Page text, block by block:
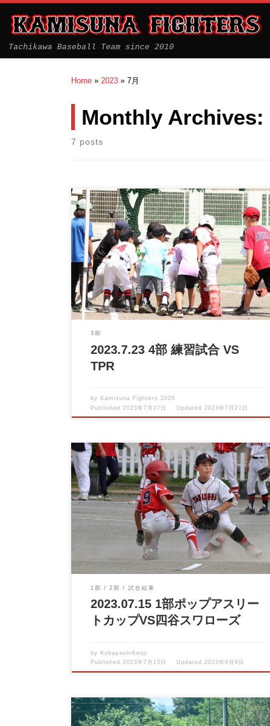
Tachikawa Baseball Team since 2010
Home » 2023 » 7月
Monthly Archives:
7 posts
初めて４部で挑んだ練習試合。 正規部員はもちろ
ん、ジュニアのみんなや 体験のお友 […]
3部
2023.7.23 4部 練習試合 VS
TPR
by Kamisuna Fighters 2020
Published 2023年7月27日 Updated 2023年7月27日
2023.07.15 １部ポップアスリートカップVS四谷スワ
ローズ […]
1部 2部 試合結果
2023.07.15 1部ポップアスリー
トカップVS四谷スワローズ
by KobayashiKenji
Published2023年7月15日 Updated2023年9月6日